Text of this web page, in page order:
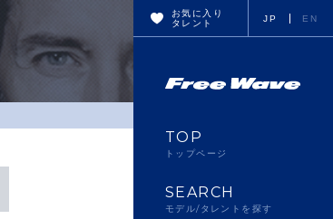
お気に入り
タレント
JP EN
TOP
トップページ
SEARCH
モデル/タレントを探す